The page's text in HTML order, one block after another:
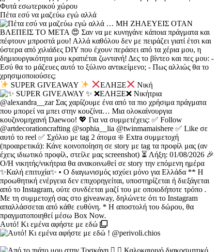
Πέτα εσύ να μαζεύω εγώ αλλά
SUPER GIVEAWAY ΕΛΗΞΕ Νική
Αυτό! Κι εμένα αφήστε με εδώ